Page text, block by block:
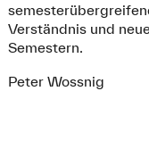
Verständnis und
Semestern.
Peter Wossnig